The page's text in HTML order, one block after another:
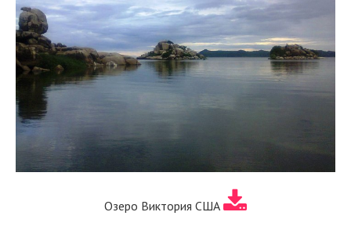
Озеро Виктория США